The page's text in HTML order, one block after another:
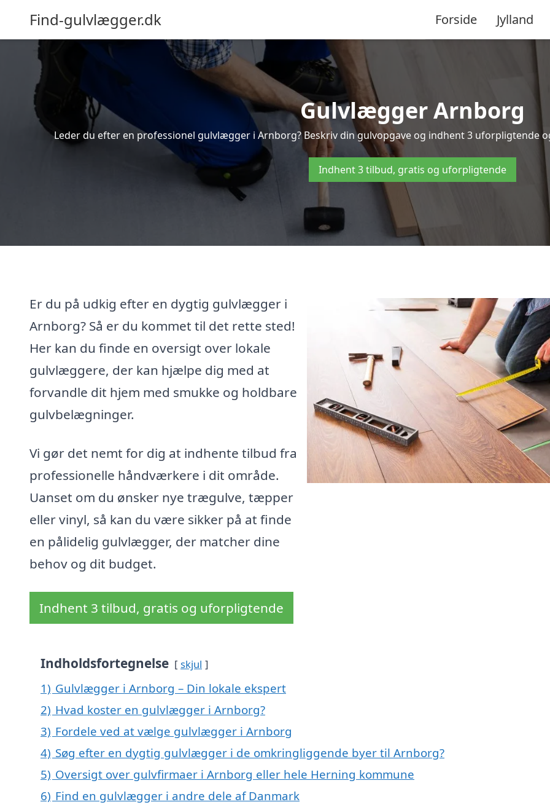
Find-gulvlægger.dk Forside Jylland
Gulvlægger Arnborg
Leder du efter en professionel gulvlægger i Arnborg? Beskriv din gulvopgave og indhent 3 uforpligtende
Indhent 3 tilbud, gratis og uforpligtende
Er du på udkig efter en dygtig gulvlægger i
Arnborg? Så er du kommet til det rette sted!
Her kan du finde en oversigt over lokale
gulvlæggere, der kan hjælpe dig med at
forvandle dit hjem med smukke og holdbare
gulvbelægninger.
Vi gør det nemt for dig at indhente tilbud fra
professionelle håndværkere i dit område.
Uanset om du ønsker nye trægulve, tæpper
eller vinyl, så kan du være sikker på at finde
en pålidelig gulvlægger, der matcher dine
behov og dit budget.
Indhent 3 tilbud, gratis og uforpligtende
Indholdsfortegnelse skjul
1) Gulvlægger i Arnborg – Din lokale ekspert
2) Hvad koster en gulvlægger i Arnborg?
3) Fordele ved at vælge gulvlægger i Arnborg
4) Søg efter en dygtig gulvlægger i de omkringliggende byer til Arnborg?
5) Oversigt over gulvfirmaer i Arnborg eller hele Herning kommune
6) Find en gulvlægger i andre dele af Danmark